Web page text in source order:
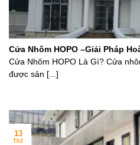
Cửa Nhôm HOPO –Giải Pháp
Hiện Đại
Cửa Nhôm HOPO Là Gì? Cửa
được sản [...]
13
Th2